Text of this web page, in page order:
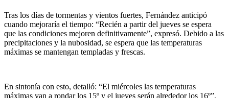
Tras los días de tormentas y vientos fuertes, Fernández anticipó
cuando mejoraría el tiempo: “Recién a partir del jueves se espera
que las condiciones mejoren definitivamente”, expresó. Debido a las
precipitaciones y la nubosidad, se espera que las temperaturas
máximas se mantengan templadas y frescas.
En sintonía con esto, detalló: “El miércoles las temperaturas
máximas van a rondar los 15º y el jueves serán alrededor los 16º”.